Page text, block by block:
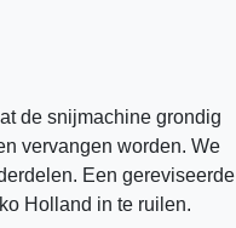
de snijmachine grondig
vervangen worden. We
Een gereviseerde
Holland in te ruilen.